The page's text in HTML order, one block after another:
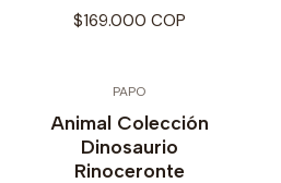
$169.000 COP
PAPO
Animal Colección
Dinosaurio
Rinoceronte